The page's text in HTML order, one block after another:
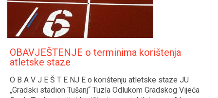
OBAVJEŠTENJE o terminima korištenja
atletske staze
O B A V J E Š T E NJ E o korištenju atletske staze JU
„Gradski stadion Tušanj“ Tuzla Odlukom Gradskog Vijeća